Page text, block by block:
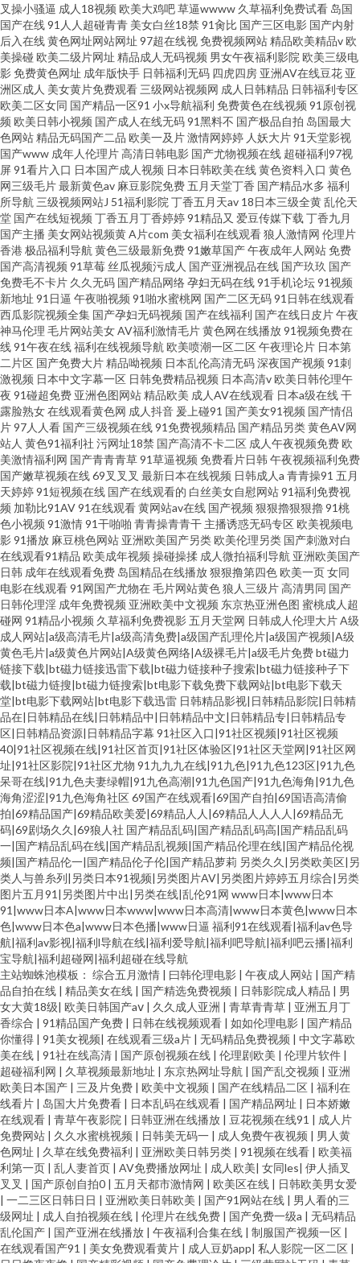
叉操小骚逼 成人18视频 欧美大鸡吧草逼wwww 久草福利免费试看 岛国
国产在线91人人超碰青青 美女白丝18禁 91肏比 国产三区电影 国产内射
后入在线黄色网址网站网址 97超在线视免费视频网站精品欧美精品v欧
美操碰 欧美二级片网址 精品成人无码视频 男女午夜福利影院 欧美三级电
影免费黄色网址 成年版快手 日韩福利无码 四虎四房 亚洲AV在线豆花 亚
洲区成人 美女黄片免费观看 三级网站视频网 成人日韩精品 日韩福利专区
欧美二区女同 国产精品一区91 小x导航福利 免费黄色在线视频 91原创视
频 欧美日韩小视频 国产成人在线无码91黑料不 国产极品自拍 岛国最大
色网站精品无码国产二品 欧美一及片激情网婷婷 人妖大片91天堂影视
国产www 成年人伦理片高清日韩电影 国产尤物视频在线 超碰福利97视
屏91看片入口 日本国产成人视频 日本日韩欧美在线黄色资料入口 黄色
网三级毛片最新黄色av 麻豆影院免费 五月天堂丁香 国产精品水多 福利
所导航 三级视频网站J 51福利影院 丁香五月天av 18日本三级全黄乱伦天
堂 国产在线短视频 丁香五月丁香婷婷91精品又 爱豆传媒下载 丁香九月
国产主播 美女网站视频黄A片com 美女福利在线观看狼人激情网 伦理片
香港极品福利导航 黄色三级最新免费91嫩草国产午夜成年人网站免费
国产高清视频 91草莓 丝瓜视频污成人 国产亚洲视品在线 国产玖玖 国产
免费毛不卡片 久久无码 国产精品网络孕妇无码在线91手机论坛91视频
新地址 91日逼 午夜啪视频 91啪水蜜桃网 国产二区无码91日韩在线观看
西瓜影院视频全集 国产孕妇无码视频 国产在线福利 国产在线日皮片午夜
神马伦理 毛片网站美女AV福利激情毛片黄色网在线播放91视频免费在
线91午夜在线福利在线视频导航 欧美喷潮一区二区午夜理论片 日本第
二片区 国产免费大片精品呦视频 日本乱伦高清无码深夜国产视频 91刺
激视频 日本中文字幕一区 日韩免费精品视频 日本高清v欧美日韩伦理午
夜 91碰超免费 亚洲色图网站精品欧美 成人AV在线观看 日本a级在线干
露脸熟女在线观看黄色网 成人抖音 爰上碰91 国产美女91视频 国产情侣
片97人人看 国产三级视频在线91免费视频精品 国产精品另类黄色AV网
站人 黄色91福利社 污网址18禁 国产高清不卡二区 成人午夜视频免费欧
美激情福利网 国产青青青草91草逼视频 免费看片日韩午夜视频福利免费
国产嫩草视频在线69叉叉叉 最新日本在线视频 日韩成人a 青青操91 五月
天婷婷91短视频在线 国产在线观看的 白丝美女自慰网站91福利免费视
频 加勒比91AV91在线观看黄网站av在线 国产视频 狠狠擼狠狠擼91桃
色小视频 91激情91干啪啪 青青操青青干 主播诱惑无码专区欧美视频电
影91播放 麻豆桃色网站 亚洲欧美国产另类欧美伦理另类 国产刺激对白
在线观看91精品 欧美成年视频 操碰操揉 成人微拍福利导航 亚洲欧美国产
日韩 成年在线观看免费 岛国精品在线播放狠狠撸第四色欧美一页女同
电影在线观看91网国产尤物在毛片网站黄色狼人三级片高清男同 国产
日韩伦理淫 成年免费视频 亚洲欧美中文视频 东京热亚洲色图 蜜桃成人超
碰网 91精品小视频 久草福利免费视影 五月天堂网 日韩成人伦理大片A级
成人网站|a级高清毛片|a级高清免费|a级国产乱理伦片|a级国产视频|A级
黄色毛片|a级黄色片网站|A级黄色网络|A级裸毛片|a级毛片免费bt磁力
链接下载|bt磁力链接迅雷下载|bt磁力链接种子搜索|bt磁力链接种子下
载|bt磁力链搜|bt磁力链搜索|bt电影下载免费下载网站|bt电影下载天
堂|bt电影下载网站|bt电影下载迅雷 日韩精品影视|日韩精品影院|日韩精
品在|日韩精品在线|日韩精品中|日韩精品中文|日韩精品专|日韩精品专
区|日韩精品资源|日韩精品字幕 91社区入口|91社区视频|91社区视频
40|91社区视频在线|91社区首页|91社区体验区|91社区天堂网|91社区网
址|91社区影院|91社区尤物 91九九九在线|91九色|91九色123区|91九色
呆哥在线|91九色夫妻绿帽|91九色高潮|91九色国产|91九色海角|91九色
海角涩涩|91九色海角社区69国产在线观看|69国产自拍|69国语高清偷
拍|69精品国产|69精品欧美爱|69精品人人|69精品人人人人|69精品无
码|69剧场久久|69狼人社 国产精品乱码|国产精品乱码高|国产精品乱码
一|国产精品乱码在线|国产精品乱视频|国产精品伦理在线|国产精品伦视
频|国产精品伦一|国产精品伦子伦|国产精品萝莉 另类久久|另类欧美区|另
类人与兽糸列|另类日本91视频|另类图片AV|另类图片婷婷五月综合|另类
图片五月91|另类图片中出|另类在线|乱伦91网 www日本|www日本
91|www日本A|www日本www|www日本高清|www日本黄色|www日本
色|www日本色a|www日本色播|www日逼 福利91在线观看|福利av色导
航|福利av影视|福利l导航在线|福利爱导航|福利吧导航|福利吧云播|福利
宝导航|福利超碰网|福利超碰在线导航
主站蜘蛛池模板： 综合五月激情 | 曰韩伦理电影 | 午夜成人网站 | 国产精
品自拍在线 | 精品美女在线 | 国产精选免费视频 | 日韩影院成人精品 | 男
女大黄18级| 欧美日韩国产aⅴ | 久久成人亚洲 | 青草青青草 | 亚洲五月丁
香综合 | 91精品国产免费 | 日韩在线视频观看 | 如如伦理电影 | 国产精品
你懂得 | 91美女视频| 在线观看三级a片 | 无码精品免费视频 | 中文字幕欧
美在线 | 91社在线高清 | 国产原创视频在线 | 伦理剧欧美 | 伦理片软件 |
超碰福利网 | 久草视频最新地址 | 东京热网址导航 | 国产乱交视频 | 亚洲
欧美日本国产 | 三及片免费 | 欧美中文视频 | 国产在线精品二区 | 福利在
线看片 | 岛国大片免费看 | 日本乱码在线观看 | 国产精品网址 | 日本娇嫩
在线观看 | 青草午夜影院 | 日韩亚洲在线播放 | 豆花视频在线91 | 成人片
免费网站 | 久久水蜜桃视频 | 日韩美无码一 | 成人免费午夜视频 | 男人黄
色网址 | 久草在线免费福利 | 亚洲欧美日韩另类 | 91视频在线看 | 欧美福
利第一页 | 乱人妻首页 | AV免费播放网址 | 成人欧美| 女同les| 伊人插叉
叉叉 | 国产原创自拍0 | 五月天都市激情网 | 欧美区在线 | 日韩欧美男女爱
| 一二三区日韩日日 | 亚洲欧美日韩欧美 | 国产91网站在线 | 男人看的三
级网址 | 成人自拍视频在线 | 伦理片在线免费 | 国产免费一级a | 无码精品
乱伦国产 | 国产亚洲在线播放 | 午夜福利合集在线 | 制服国产视频一区 |
在线观看国产91 | 美女免费观看黄片 | 成人豆奶app| 私人影院一区二区 |